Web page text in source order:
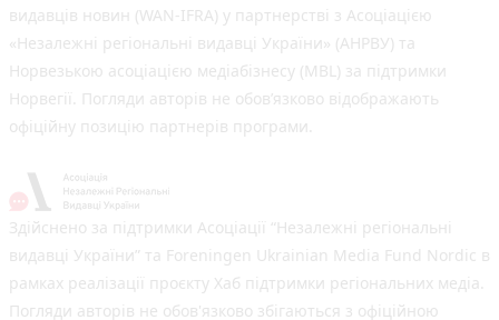
видавців новин (WAN-IFRA) у партнерстві з Асоціацією
«Незалежні регіональні видавці України» (АНРВУ) та
Норвезькою асоціацією медіабізнесу (MBL) за підтримки
Норвегії. Погляди авторів не обов’язково відображають
офіційну позицію партнерів програми.
Здійснено за підтримки Асоціації “Незалежні регіональні
видавці України” та Foreningen Ukrainian Media Fund Nordic в
рамках реалізації проєкту Хаб підтримки регіональних медіа.
Погляди авторів не обов'язково збігаються з офіційною